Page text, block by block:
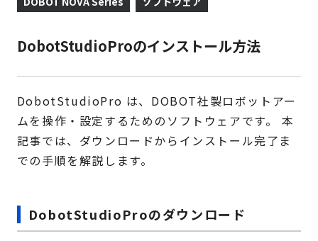
DobotStudioProのインストール方法
DobotStudioPro は、DOBOT社製ロボットアー
ムを操作・設定するためのソフトウェアです。 本
記事では、ダウンロードからインストール完了ま
での手順を解説します。
DobotStudioProのダウンロード